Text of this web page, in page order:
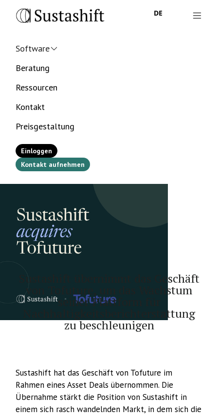
DE
Software
Beratung
Ressourcen
Kontakt
Preisgestaltung
Kontakt aufnehmen
Einloggen
Sustashift übernimmt das Geschäft
von Tofuture, um das Wachstum
seiner Plattform für
Nachhaltigkeitsberichterstattung
zu beschleunigen
Sustashift hat das Geschäft von Tofuture im
Rahmen eines Asset Deals übernommen. Die
Übernahme stärkt die Position von Sustashift in
einem sich rasch wandelnden Markt, in dem sich die